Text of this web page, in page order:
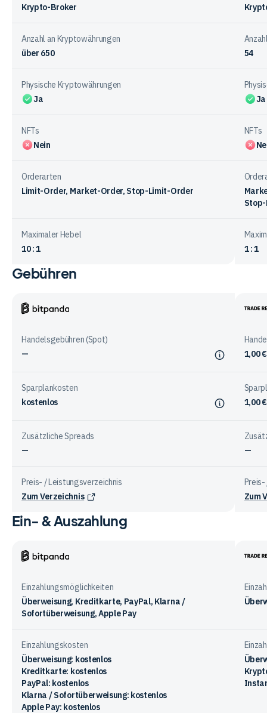
derKrypto-Broker
Anzahl an Kryptowährungen
über 650
54
Physische Kryptowährungen
Ja
Ja
NFTs
Nein
NFTs
Orderarten
Limit-Order, Market-Order, Stop-Limit-Order
Maximaler Hebel
10 : 1
1 : 1
Vergleichstabelle
Handelsangebot
bei
Anbietern
Gebühren
Handelsgebühren (Spot)
—
1,00 €
Sparplankosten
kostenlos
1,00 €
Zusätzliche Spreads
—
—
Preis- / Leistungsverzeichnis
Zum Verzeichnis
Preis-
Zum
Vergleichstabelle
Gebühren
bei
Anbietern
Ein- & Auszahlung
Einzahlungsmöglichkeiten
Überweisung, Kreditkarte, PayPal, Klarna /
Sofortüberweisung, Apple Pay
Einzahlungskosten
Überweisung: kostenlos
Kreditkarte: kostenlos
PayPal: kostenlos
Klarna / Sofortüberweisung: kostenlos
Apple Pay: kostenlos